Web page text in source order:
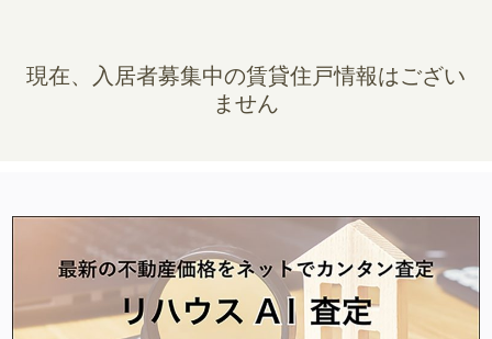
現在、入居者募集中の賃貸住戸情報はござい
ません